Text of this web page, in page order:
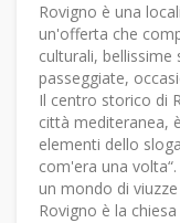
Rovigno è una
un'offerta che
culturali, bellissime
passeggiate,
Il centro storico di
città mediteranea,
elementi dello
com'era una
un mondo di
Rovigno è la